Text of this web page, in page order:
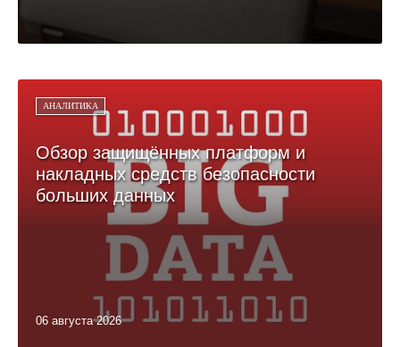
АНАЛИТИКА
Обзор защищённых платформ и
накладных средств безопасности
больших данных
06 августа 2026